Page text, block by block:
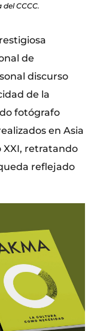
CCCC.
de
discurso
de la
fotógrafo
en Asia
XXI, retratando
reflejado